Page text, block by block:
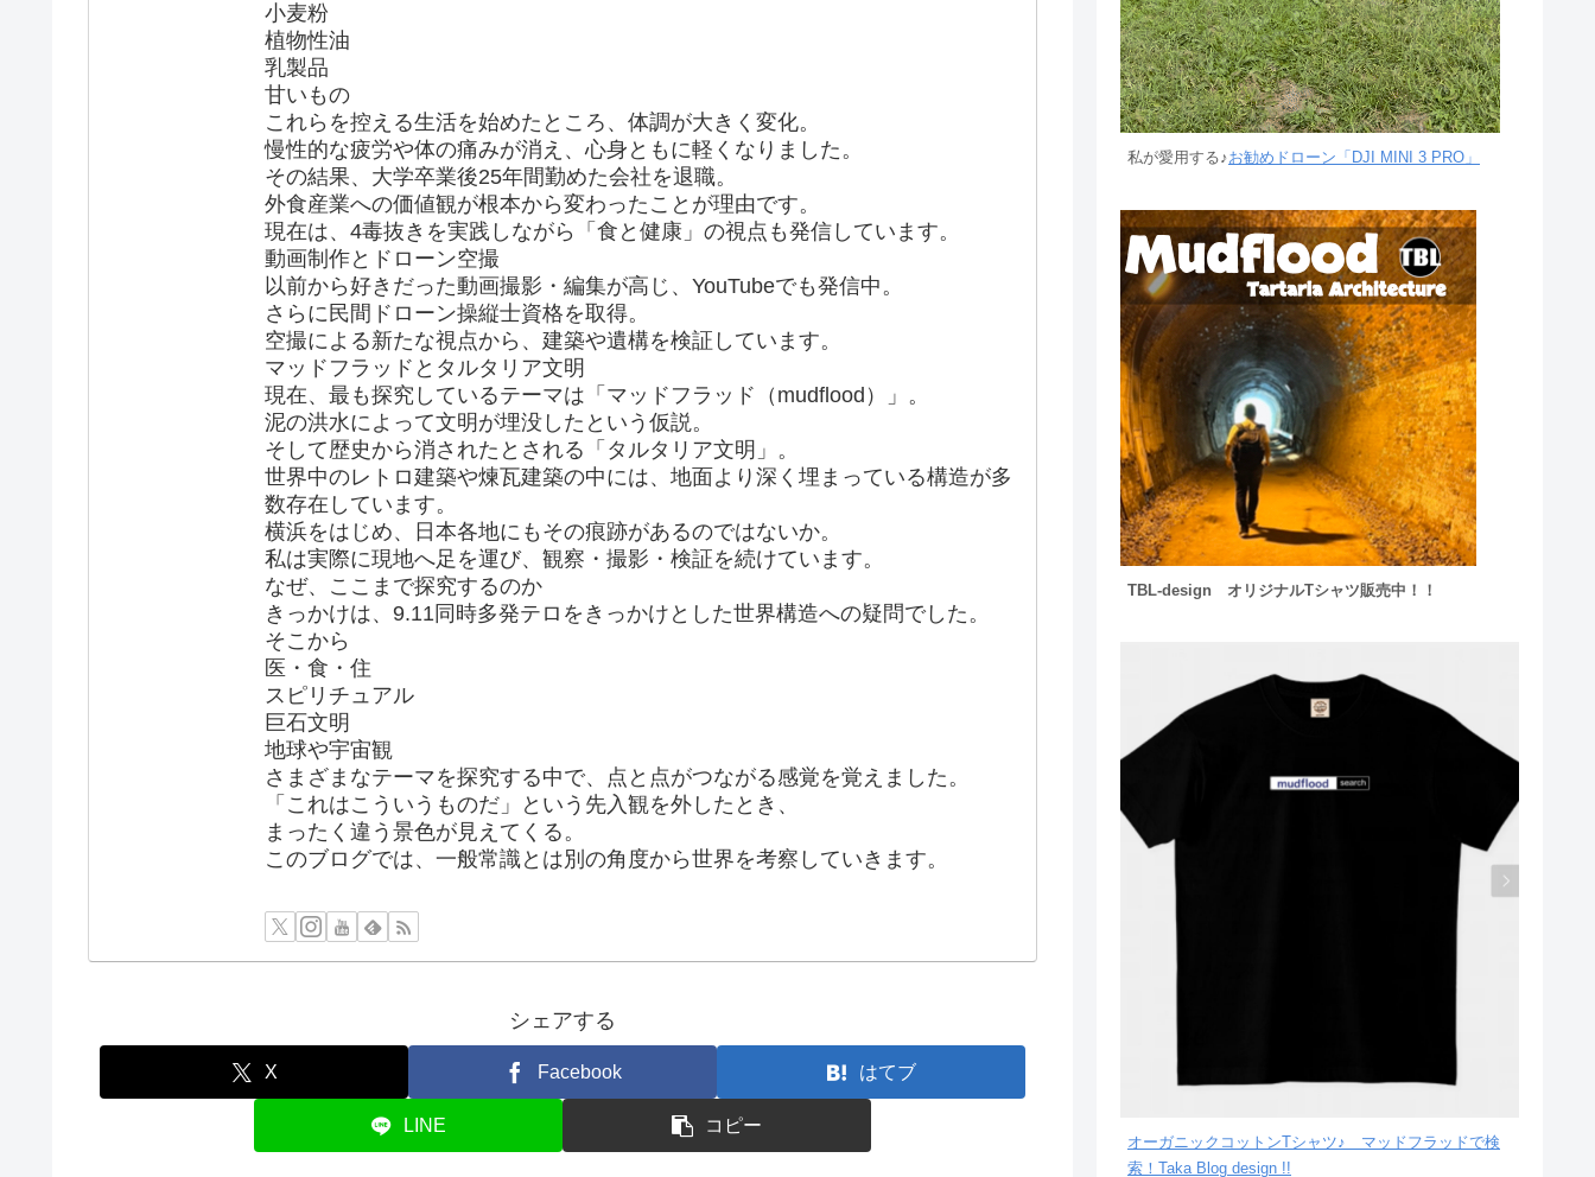
小麦粉
植物性油
乳製品
甘いもの
これらを控える生活を始めたところ、体調が大きく変化。
慢性的な疲労や体の痛みが消え、心身ともに軽くなりました。
その結果、大学卒業後25年間勤めた会社を退職。
外食産業への価値観が根本から変わったことが理由です。
現在は、4毒抜きを実践しながら「食と健康」の視点も発信しています。
動画制作とドローン空撮
以前から好きだった動画撮影・編集が高じ、YouTubeでも発信中。
さらに民間ドローン操縦士資格を取得。
空撮による新たな視点から、建築や遺構を検証しています。
マッドフラッドとタルタリア文明
現在、最も探究しているテーマは「マッドフラッド（mudflood）」。
泥の洪水によって文明が埋没したという仮説。
そして歴史から消されたとされる「タルタリア文明」。
世界中のレトロ建築や煉瓦建築の中には、地面より深く埋まっている構造が多
数存在しています。
横浜をはじめ、日本各地にもその痕跡があるのではないか。
私は実際に現地へ足を運び、観察・撮影・検証を続けています。
なぜ、ここまで探究するのか
きっかけは、9.11同時多発テロをきっかけとした世界構造への疑問でした。
そこから
医・食・住
スピリチュアル
巨石文明
地球や宇宙観
さまざまなテーマを探究する中で、点と点がつながる感覚を覚えました。
「これはこういうものだ」という先入観を外したとき、
まったく違う景色が見えてくる。
このブログでは、一般常識とは別の角度から世界を考察していきます。
シェアする
X Facebook はてブ
LINE コピー
私が愛用する♪お勧めドローン「DJI MINI 3 PRO」
TBL-design オリジナルTシャツ販売中！！
オーガニックコットンTシャツ♪ マッドフラッドで検
索！Taka Blog design !!